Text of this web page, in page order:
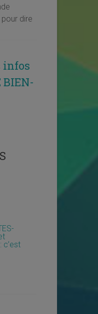
dire
infos
BIEN-
c’est